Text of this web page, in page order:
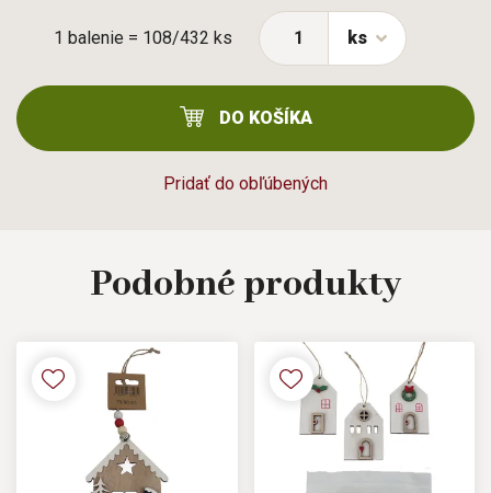
1 balenie = 108/432 ks
Pridať do obľúbených
ks
DO KOŠÍKA
Podobné produkty